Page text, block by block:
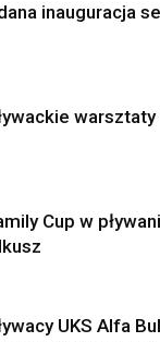
inauguracja
Cup w
UKS Alfa